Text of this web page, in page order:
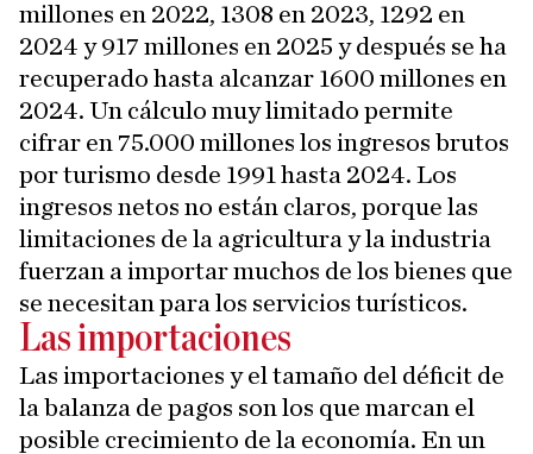
millones en 2022, 1308 en 2023, 1292 en
2024 y 917 millones en 2025 y después se ha
recuperado hasta alcanzar 1600 millones en
2024. Un cálculo muy limitado permite
cifrar en 75.000 millones los ingresos brutos
por turismo desde 1991 hasta 2024. Los
ingresos netos no están claros, porque las
limitaciones de la agricultura y la industria
fuerzan a importar muchos de los bienes que
se necesitan para los servicios turísticos.
Las importaciones
Las importaciones y el tamaño del déficit de
la balanza de pagos son los que marcan el
posible crecimiento de la economía. En un